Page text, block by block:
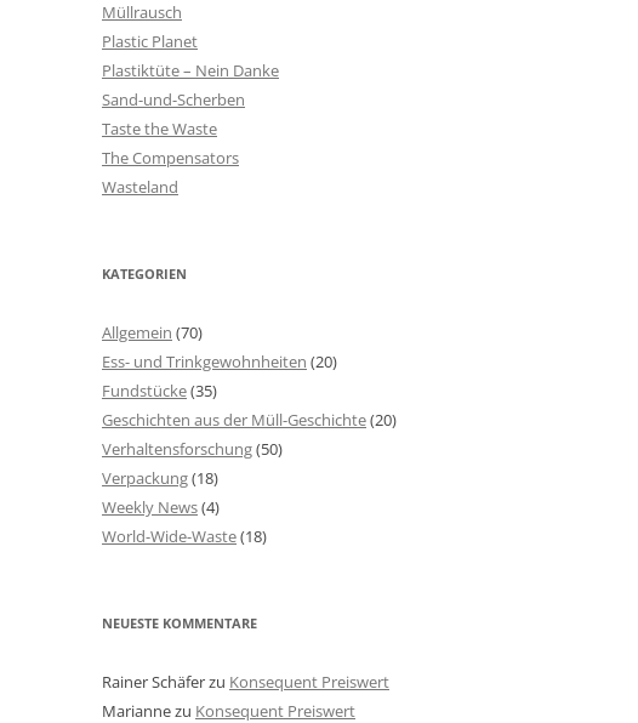
Müllrausch
Plastic Planet
Plastiktüte – Nein Danke
Sand-und-Scherben
Taste the Waste
The Compensators
Wasteland
KATEGORIEN
Allgemein (70)
Ess- und Trinkgewohnheiten (20)
Fundstücke(35)
Geschichten aus der Müll-Geschichte(20)
Verhaltensforschung(50)
Verpackung(18)
Weekly News(4)
World-Wide-Waste(18)
NEUESTE KOMMENTARE
Rainer Schäferzu Konsequent Preiswert
Mariannezu Konsequent Preiswert